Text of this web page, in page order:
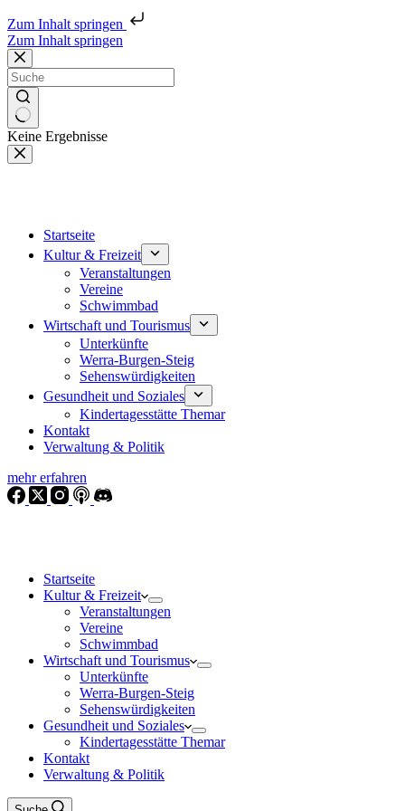
Zum Inhalt springen
Zum Inhalt springen
Keine Ergebnisse
Startseite
Kultur & Freizeit
Veranstaltungen
Vereine
Schwimmbad
Wirtschaft und Tourismus
Unterkünfte
Werra-Burgen-Steig
Sehenswürdigkeiten
Gesundheit und Soziales
Kindertagesstätte Themar
Kontakt
Verwaltung & Politik
mehr erfahren
Startseite
Kultur & Freizeit
Veranstaltungen
Vereine
Schwimmbad
Wirtschaft und Tourismus
Unterkünfte
Werra-Burgen-Steig
Sehenswürdigkeiten
Gesundheit und Soziales
Kindertagesstätte Themar
Kontakt
Verwaltung & Politik